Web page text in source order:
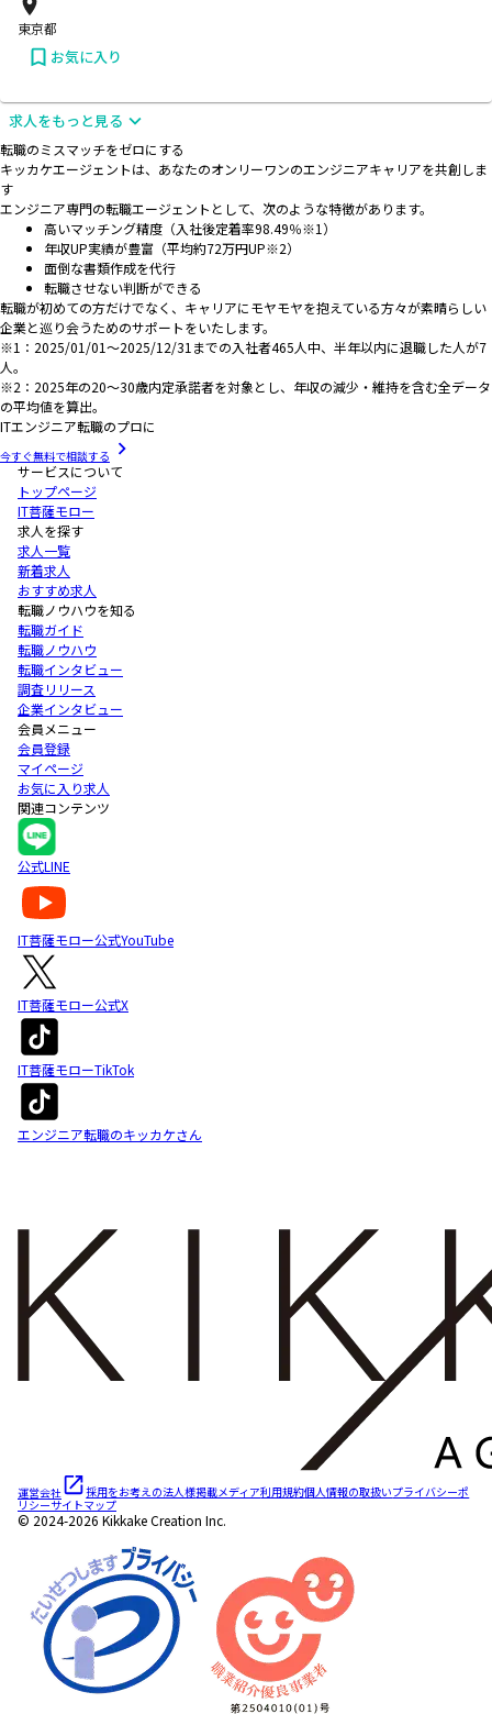
東京都
お気に入り
求人をもっと見る
転職のミスマッチをゼロにする
キッカケエージェントは、あなたのオンリーワンのエンジニアキャリアを共創しま
す
エンジニア専門の転職エージェントとして、次のような特徴があります。
高いマッチング精度（入社後定着率98.49％※1）
年収UP実績が豊富（平均約72万円UP※2）
面倒な書類作成を代行
転職させない判断ができる
転職が初めての方だけでなく、キャリアにモヤモヤを抱えている方々が素晴らしい
企業と巡り会うためのサポートをいたします。
※1：2025/01/01～2025/12/31までの入社者465人中、半年以内に退職した人が7
人。
※2：2025年の20～30歳内定承諾者を対象とし、年収の減少・維持を含む全データ
の平均値を算出。
ITエンジニア転職のプロに
今すぐ無料で相談する
サービスについて
トップページ
IT菩薩モロー
求人を探す
求人一覧
新着求人
おすすめ求人
転職ノウハウを知る
転職ガイド
転職ノウハウ
転職インタビュー
調査リリース
企業インタビュー
会員メニュー
会員登録
マイページ
お気に入り求人
関連コンテンツ
公式LINE
IT菩薩モロー公式YouTube
IT菩薩モロー公式X
IT菩薩モローTikTok
エンジニア転職のキッカケさん
運営会社 採用をお考えの法人様掲載メディア利用規約個人情報の取扱いプライバシーポ
リシーサイトマップ
© 2024-2026 Kikkake Creation Inc.